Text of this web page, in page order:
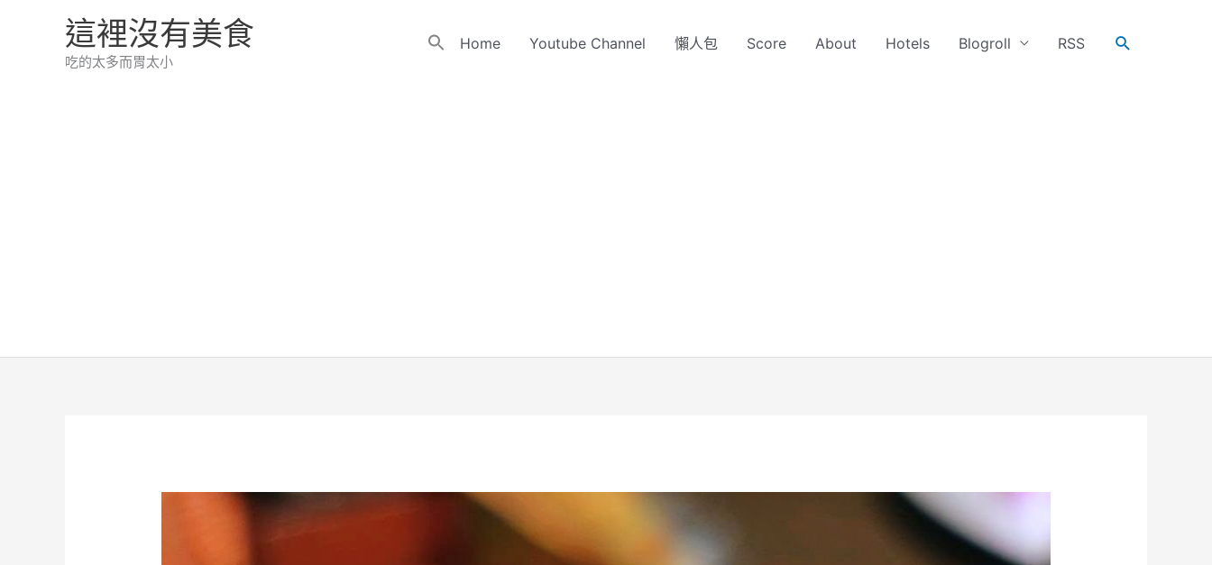
這裡沒有美食
吃的太多而胃太小
Home Youtube Channel 懶人包 Score About Hotels Blogroll RSS
搜